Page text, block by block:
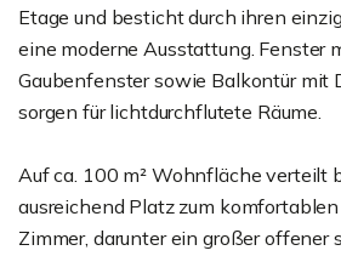
Etage und besticht durch ihren
eine moderne Ausstattung. Fenster
Gaubenfenster sowie Balkontür mit
sorgen für lichtdurchflutete Räume.
Auf ca. 100 m² Wohnfläche verteilt
ausreichend Platz zum
Zimmer, darunter ein großer offener